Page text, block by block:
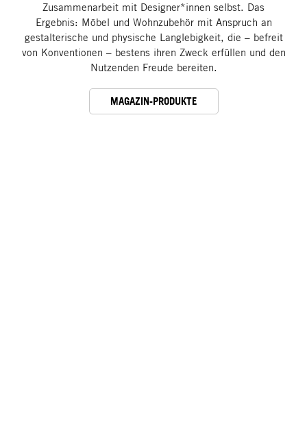
Zusammenarbeit mit Designer*innen selbst. Das
Ergebnis: Möbel und Wohnzubehör mit Anspruch an
gestalterische und physische Langlebigkeit, die – befreit
von Konventionen – bestens ihren Zweck erfüllen und den
Nutzenden Freude bereiten.
MAGAZIN-PRODUKTE